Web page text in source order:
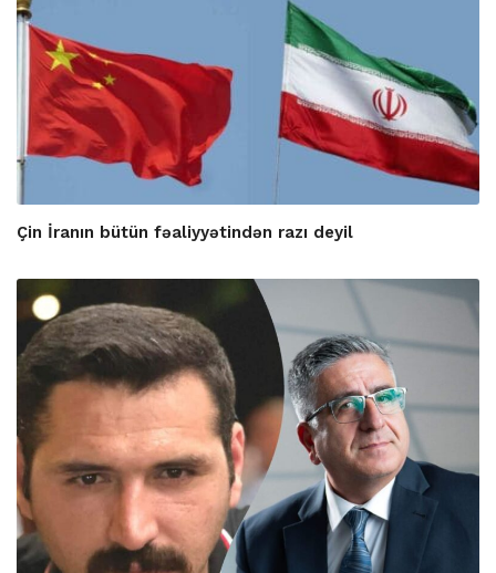
Çin İranın bütün fəaliyyətindən razı deyil